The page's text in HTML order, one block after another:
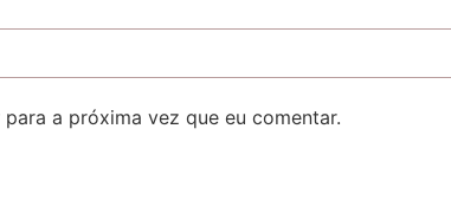
a próxima vez que eu comentar.